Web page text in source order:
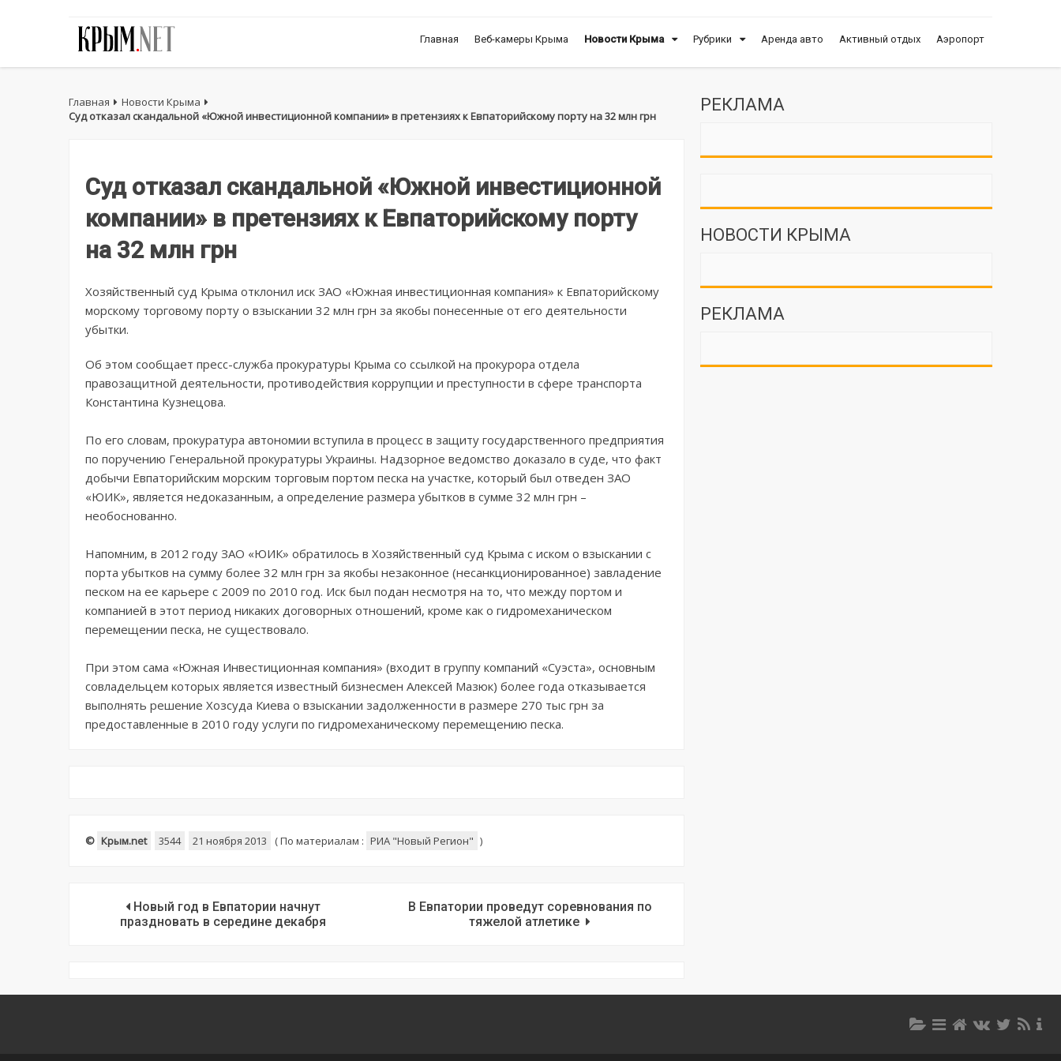
Главная Веб-камеры Крыма Новости Крыма Рубрики Аренда авто Активный отдых Аэропорт
Главная
Новости Крыма
Суд отказал скандальной «Южной инвестиционной компании» в претензиях к Евпаторийскому порту на 32 млн грн
Суд отказал скандальной «Южной инвестиционной
компании» в претензиях к Евпаторийскому порту
на 32 млн грн
Хозяйственный суд Крыма отклонил иск ЗАО «Южная инвестиционная компания» к Евпаторийскому
морскому торговому порту о взыскании 32 млн грн за якобы понесенные от его деятельности
убытки.
Об этом сообщает пресс-служба прокуратуры Крыма со ссылкой на прокурора отдела
правозащитной деятельности, противодействия коррупции и преступности в сфере транспорта
Константина Кузнецова.
По его словам, прокуратура автономии вступила в процесс в защиту государственного предприятия
по поручению Генеральной прокуратуры Украины. Надзорное ведомство доказало в суде, что факт
добычи Евпаторийским морским торговым портом песка на участке, который был отведен ЗАО
«ЮИК», является недоказанным, а определение размера убытков в сумме 32 млн грн –
необоснованно.
Напомним, в 2012 году ЗАО «ЮИК» обратилось в Хозяйственный суд Крыма с иском о взыскании с
порта убытков на сумму более 32 млн грн за якобы незаконное (несанкционированное) завладение
песком на ее карьере с 2009 по 2010 год. Иск был подан несмотря на то, что между портом и
компанией в этот период никаких договорных отношений, кроме как о гидромеханическом
перемещении песка, не существовало.
При этом сама «Южная Инвестиционная компания» (входит в группу компаний «Суэста», основным
совладельцем которых является известный бизнесмен Алексей Мазюк) более года отказывается
выполнять решение Хозсуда Киева о взыскании задолженности в размере 270 тыс грн за
предоставленные в 2010 году услуги по гидромеханическому перемещению песка.
© Крым.net 3544 21 ноября 2013 (По материалам : РИА "Новый Регион" )
Новый год в Евпатории начнут
праздновать в середине декабря
В Евпатории проведут соревнования по
тяжелой атлетике
РЕКЛАМА
НОВОСТИ КРЫМА
РЕКЛАМА